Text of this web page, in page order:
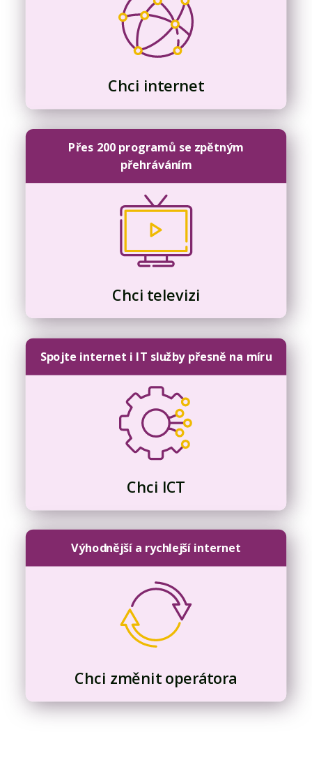
Chci internet
Přes 200 programů se zpětným
přehráváním
Chci televizi
Spojte internet i IT služby přesně na míru
Chci ICT
Výhodnější a rychlejší internet
Chci změnit operátora